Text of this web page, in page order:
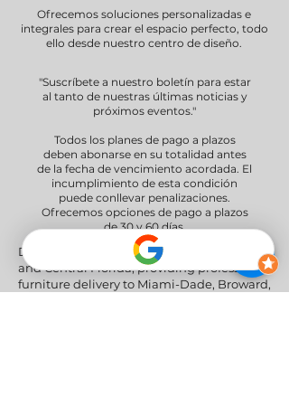
Ofrecemos soluciones personalizadas e
integrales para crear el espacio perfecto, todo
ello desde nuestro centro de diseño.
"Suscríbete a nuestro boletín para estar
al tanto de nuestras últimas noticias y
próximos eventos."
Todos los planes de pago a plazos
deben abonarse en su totalidad antes
de la fecha de vencimiento acordada. El
incumplimiento de esta condición
puede conllevar penalizaciones.
Ofrecemos opciones de pago a plazos
de 30 y 60 días.
Delivery Areas" We proudly serve South
and Central Florida, providing professional
furniture delivery to Miami-Dade, Broward,